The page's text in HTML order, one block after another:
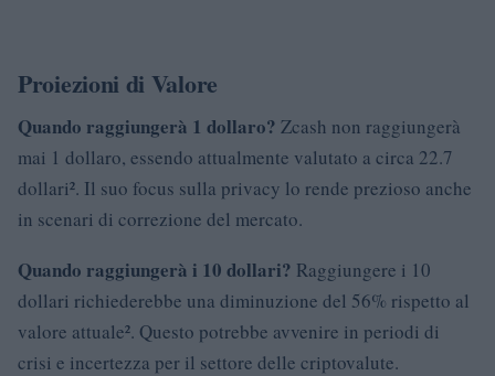
Proiezioni di Valore
Quando raggiungerà 1 dollaro? Zcash non raggiungerà
mai 1 dollaro, essendo attualmente valutato a circa 22.7
dollari². Il suo focus sulla privacy lo rende prezioso anche
in scenari di correzione del mercato.
Quando raggiungerà i 10 dollari? Raggiungere i 10
dollari richiederebbe una diminuzione del 56% rispetto al
valore attuale². Questo potrebbe avvenire in periodi di
crisi e incertezza per il settore delle criptovalute.